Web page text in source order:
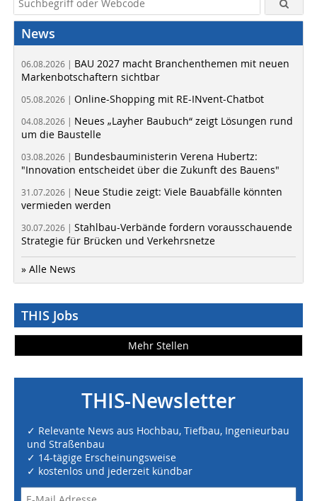
News
06.08.2026 | BAU 2027 macht Branchenthemen mit neuen
Markenbotschaftern sichtbar
05.08.2026 | Online-Shopping mit RE-INvent-Chatbot
04.08.2026 | Neues „Layher Baubuch“ zeigt Lösungen rund
um die Baustelle
03.08.2026 | Bundesbauministerin Verena Hubertz:
"Innovation entscheidet über die Zukunft des Bauens"
31.07.2026 | Neue Studie zeigt: Viele Bauabfälle könnten
vermieden werden
30.07.2026 | Stahlbau-Verbände fordern vorausschauende
Strategie für Brücken und Verkehrsnetze
» Alle News
THIS Jobs
Mehr Stellen
THIS-Newsletter
✓ Relevante News aus Hochbau, Tiefbau, Ingenieurbau
und Straßenbau
✓ 14-tägige Erscheinungsweise
✓ kostenlos und jederzeit kündbar